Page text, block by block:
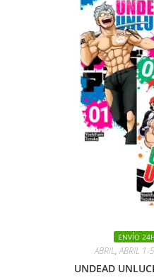
ENVÍO
ABRIL,ABRIL 1-5
UNDEAD